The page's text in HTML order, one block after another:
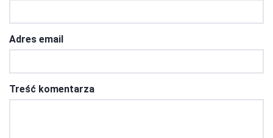
Adres email
Treść komentarza